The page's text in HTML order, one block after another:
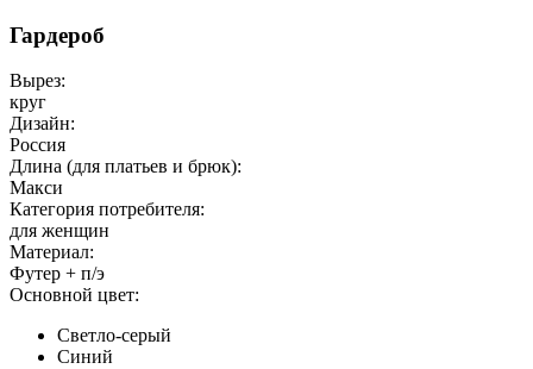
Гардероб
Вырез:
круг
Дизайн:
Россия
Длина (для платьев и брюк):
Макси
Категория потребителя:
для женщин
Материал:
Футер + п/э
Основной цвет:
Светло-серый
Синий